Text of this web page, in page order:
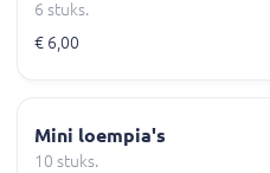
6 stuks.
€ 6,00
Mini loempia's
10 stuks.